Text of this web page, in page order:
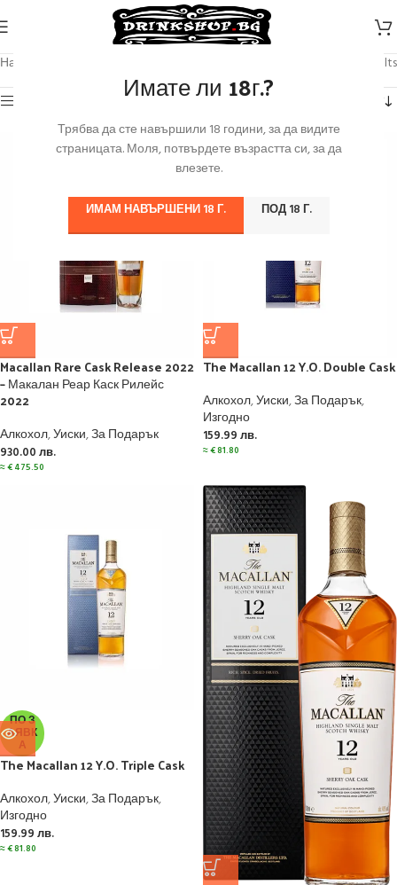
Имате ли 18г.?
Трябва да сте навършили 18 години, за да видите
страницата. Моля, потвърдете възрастта си, за да
влезете.
ИМАМ НАВЪРШЕНИ 18 Г. ПОД 18 Г.
Начало
Showing all 12 results
Macallan Rare Cask Release 2022
– Макалан Реар Каск Рилейс
2022
Алкохол,Уиски,За Подарък
930.00 лв.
≈€475.50
The Macallan 12 Y.O. Double Cask
Алкохол,Уиски,За Подарък,
Изгодно
159.99 лв.
≈€81.80
ПО З
АЯВК
А
The Macallan 12 Y.O. Triple Cask
Алкохол,Уиски,За Подарък,
Изгодно
159.99 лв.
≈€81.80